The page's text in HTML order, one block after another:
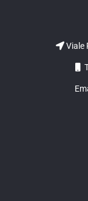
Viale